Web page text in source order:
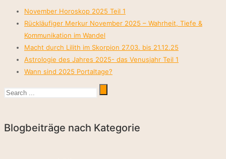
November Horoskop 2025 Teil 1
Rückläufiger Merkur November 2025 – Wahrheit, Tiefe &
Kommunikation im Wandel
Macht durch Lilith im Skorpion 27.03. bis 21.12.25
Astrologie des Jahres 2025- das Venusjahr Teil 1
Wann sind 2025 Portaltage?
Blogbeiträge nach Kategorie